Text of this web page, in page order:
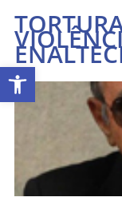
Abrir a barra de ferramentas